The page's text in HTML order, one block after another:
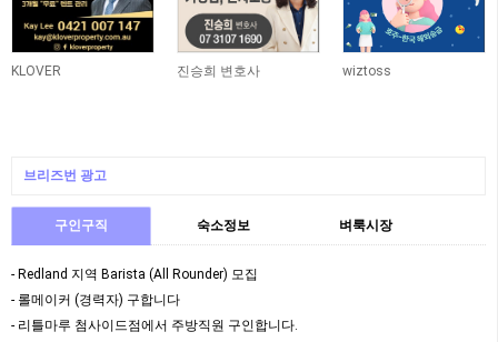
KLOVER 진승희 변호사 wiztoss
브리즈번 광고
구인구직 숙소정보 벼룩시장
- Redland 지역 Barista (All Rounder) 모집
- 롤메이커 (경력자) 구합니다
- 리틀마루 첨사이드점에서 주방직원 구인합니다.